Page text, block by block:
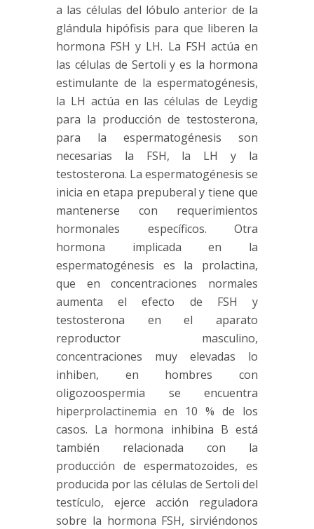
a las células del lóbulo anterior de la
glándula hipófisis para que liberen la
hormona FSH y LH. La FSH actúa en
las células de Sertoli y es la hormona
estimulante de la espermatogénesis,
la LH actúa en las células de Leydig
para la producción de testosterona,
para la espermatogénesis son
necesarias la FSH, la LH y la
testosterona. La espermatogénesis se
inicia en etapa prepuberal y tiene que
mantenerse con requerimientos
hormonales específicos. Otra
hormona implicada en la
espermatogénesis es la prolactina,
que en concentraciones normales
aumenta el efecto de FSH y
testosterona en el aparato
reproductor masculino,
concentraciones muy elevadas lo
inhiben, en hombres con
oligozoospermia se encuentra
hiperprolactinemia en 10 % de los
casos. La hormona inhibina B está
también relacionada con la
producción de espermatozoides, es
producida por las células de Sertoli del
testículo, ejerce acción reguladora
sobre la hormona FSH, sirviéndonos